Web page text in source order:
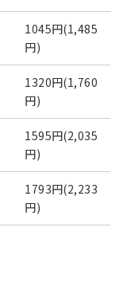
1045円(1,485
円)
1320円(1,760
円)
1595円(2,035
円)
1793円(2,233
円)